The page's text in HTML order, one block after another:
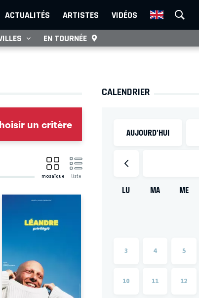
ACTUALITÉS ARTISTES VIDÉOS
EN TOURNÉE
un critère
mosaïque liste
CALENDRIER
AUJOURD'HUI
LU MA ME
3 4 5
10 11 12